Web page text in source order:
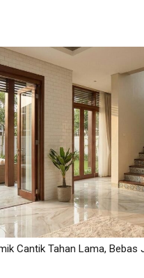
Cantik Tahan Lama, Bebas